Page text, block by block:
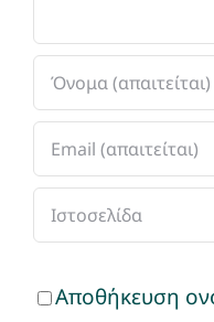
Αποθήκευση